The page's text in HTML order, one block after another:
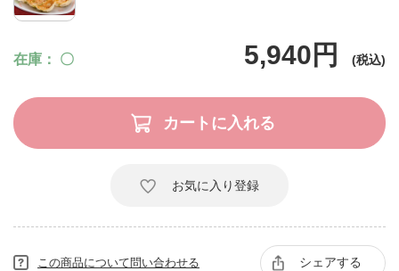
在庫 〇 5,940円
お気に入り登録
この商品について問い合わせる シェアする